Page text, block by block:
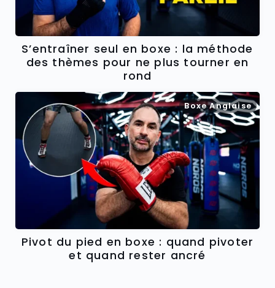
S’entraîner seul en boxe : la méthode
des thèmes pour ne plus tourner en
rond
Boxe Anglaise
Pivot du pied en boxe : quand pivoter
et quand rester ancré